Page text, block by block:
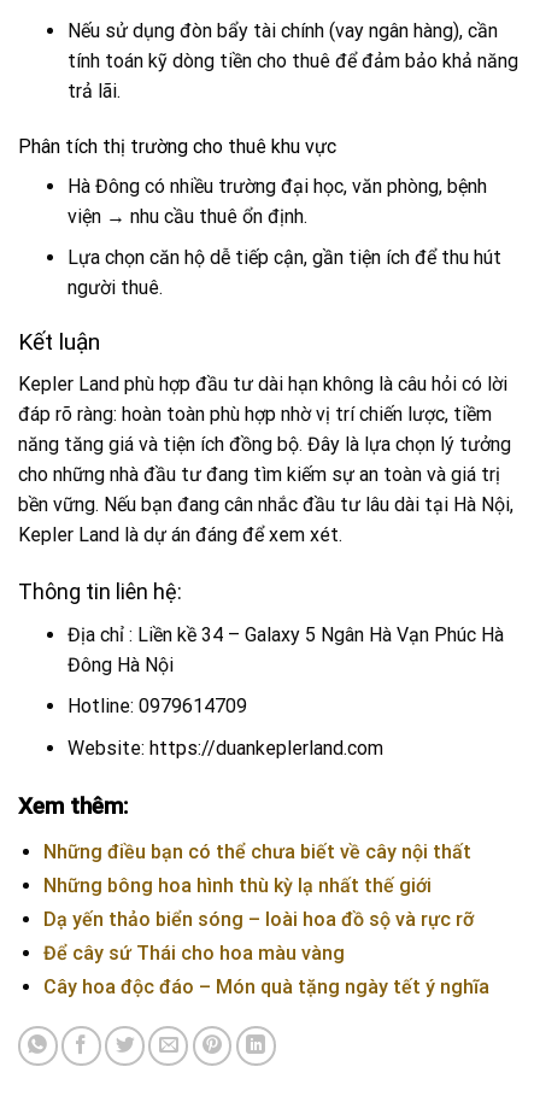
Nếu sử dụng đòn bẩy tài chính (vay ngân hàng), cần
tính toán kỹ dòng tiền cho thuê để đảm bảo khả năng
trả lãi.
Phân tích thị trường cho thuê khu vực
Hà Đông có nhiều trường đại học, văn phòng, bệnh
viện → nhu cầu thuê ổn định.
Lựa chọn căn hộ dễ tiếp cận, gần tiện ích để thu hút
người thuê.
Kết luận
Kepler Land phù hợp đầu tư dài hạn không là câu hỏi có lời
đáp rõ ràng: hoàn toàn phù hợp nhờ vị trí chiến lược, tiềm
năng tăng giá và tiện ích đồng bộ. Đây là lựa chọn lý tưởng
cho những nhà đầu tư đang tìm kiếm sự an toàn và giá trị
bền vững. Nếu bạn đang cân nhắc đầu tư lâu dài tại Hà Nội,
Kepler Land là dự án đáng để xem xét.
Thông tin liên hệ:
Địa chỉ : Liền kề 34 – Galaxy 5 Ngân Hà Vạn Phúc Hà
Đông Hà Nội
Hotline: 0979614709
Website: https://duankeplerland.com
Xem thêm:
Những điều bạn có thể chưa biết về cây nội thất
Những bông hoa hình thù kỳ lạ nhất thế giới
Dạ yến thảo biển sóng – loài hoa đồ sộ và rực rỡ
Để cây sứ Thái cho hoa màu vàng
Cây hoa độc đáo – Món quà tặng ngày tết ý nghĩa